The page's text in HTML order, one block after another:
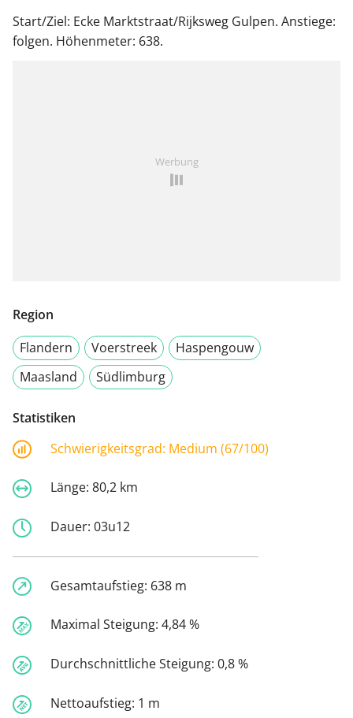
Start/Ziel: Ecke Marktstraat/Rijksweg Gulpen. Anstiege:
folgen. Höhenmeter: 638.
Werbung
Region
Flandern
Voerstreek
Haspengouw
Maasland
Südlimburg
Statistiken
Schwierigkeitsgrad: Medium (67/100)
Länge: 80,2 km
Dauer: 03u12
Gesamtaufstieg: 638 m
Maximal Steigung: 4,84 %
Durchschnittliche Steigung: 0,8 %
Nettoaufstieg: 1 m